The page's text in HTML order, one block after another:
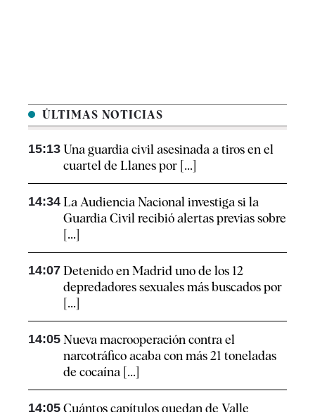
ÚLTIMAS NOTICIAS
15:13 Una guardia civil asesinada a tiros en el
cuartel de Llanes por [...]
14:34 La Audiencia Nacional investiga si la
Guardia Civil recibió alertas previas sobre
[...]
14:07 Detenido en Madrid uno de los 12
depredadores sexuales más buscados por
[...]
14:05 Nueva macrooperación contra el
narcotráfico acaba con más 21 toneladas
de cocaína [...]
14:05 Cuántos capítulos quedan de Valle